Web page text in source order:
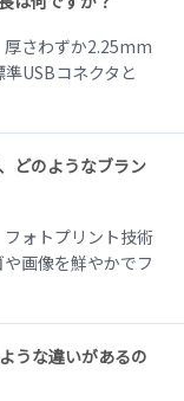
厚さわずか2.25mm
USBコネクタと
どのようなブラン
フォトプリント技術
画像を鮮やかでフ
うな違いがあるの